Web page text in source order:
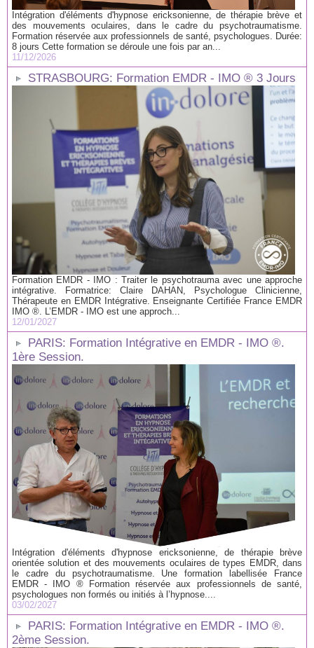
Intégration d'éléments d'hypnose ericksonienne, de thérapie brève et
des mouvements oculaires, dans le cadre du psychotraumatisme.
Formation réservée aux professionnels de santé, psychologues. Durée:
8 jours Cette formation se déroule une fois par an...
11/12/2026
STRASBOURG: Formation EMDR - IMO ® 3 Jours
Formation EMDR - IMO : Traiter le psychotrauma avec une approche
intégrative. Formatrice: Claire DAHAN, Psychologue Clinicienne,
Thérapeute en EMDR Intégrative. Enseignante Certifiée France EMDR
IMO ®. L’EMDR - IMO est une approch...
12/01/2027
PARIS: Formation Intégrative en EMDR - IMO ®.
1ère Session.
Intégration d'éléments d'hypnose ericksonienne, de thérapie brève
orientée solution et des mouvements oculaires de types EMDR, dans
le cadre du psychotraumatisme. Une formation labellisée France
EMDR - IMO ® Formation réservée aux professionnels de santé,
psychologues non formés ou initiés à l’hypnose....
03/02/2027
PARIS: Formation Intégrative en EMDR - IMO ®.
2ème Session.